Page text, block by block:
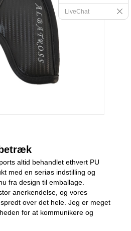
altid behandlet ethvert PU
med en seriøs indstilling og
fra design til emballage.
anerkendelse, og vores
over det hele. Jeg er meget
for at kommunikere og
LiveChat